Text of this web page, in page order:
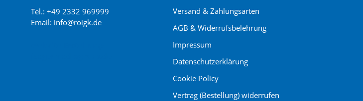
Tel.: +49 2332 969999
Email: info@roigk.de
Versand & Zahlungsarten
AGB & Widerrufsbelehrung
Impressum
Datenschutzerklärung
Cookie Policy
Vertrag (Bestellung) widerrufen